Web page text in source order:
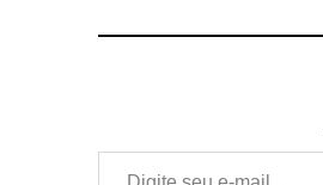
Digite seu e-mail…